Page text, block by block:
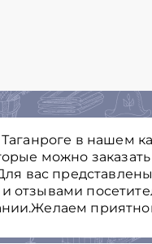
в нашем
можно
вас
отзывами